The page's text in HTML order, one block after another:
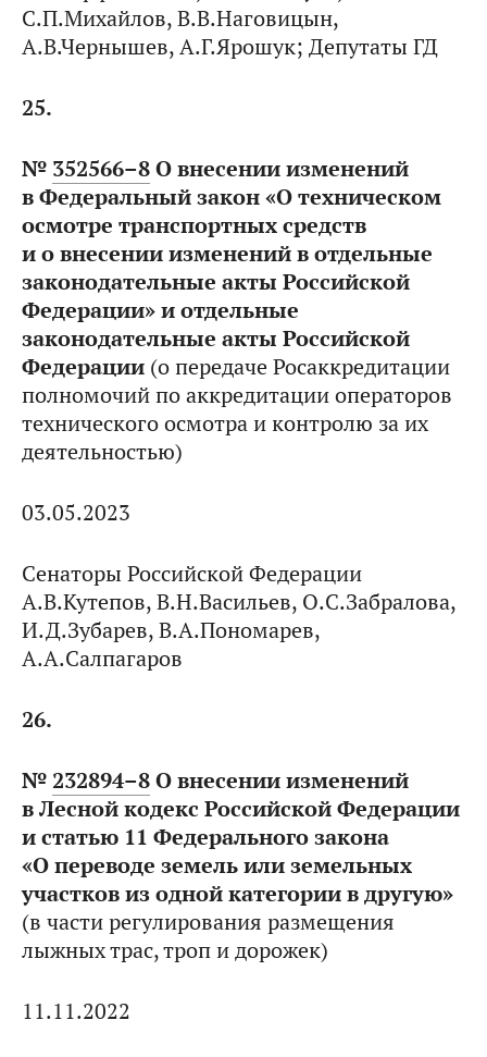
С.П.Михайлов, В.В.Наговицын,
А.В.Чернышев, А.Г.Ярошук; Депутаты ГД
25.
№ 352566–8О внесении изменений
в Федеральный закон «О техническом
осмотре транспортных средств
и о внесении изменений в отдельные
законодательные акты Российской
Федерации» и отдельные
законодательные акты Российской
Федерации (о передаче Росаккредитации
полномочий по аккредитации операторов
технического осмотра и контролю за их
деятельностью)
03.05.2023
Сенаторы Российской Федерации
А.В.Кутепов, В.Н.Васильев, О.С.Забралова,
И.Д.Зубарев, В.А.Пономарев,
А.А.Салпагаров
26.
№232894–8О внесении изменений
в Лесной кодекс Российской Федерации
и статью 11 Федерального закона
«О переводе земель или земельных
участков из одной категории в другую»
(в части регулирования размещения
лыжных трас, троп и дорожек)
11.11.2022